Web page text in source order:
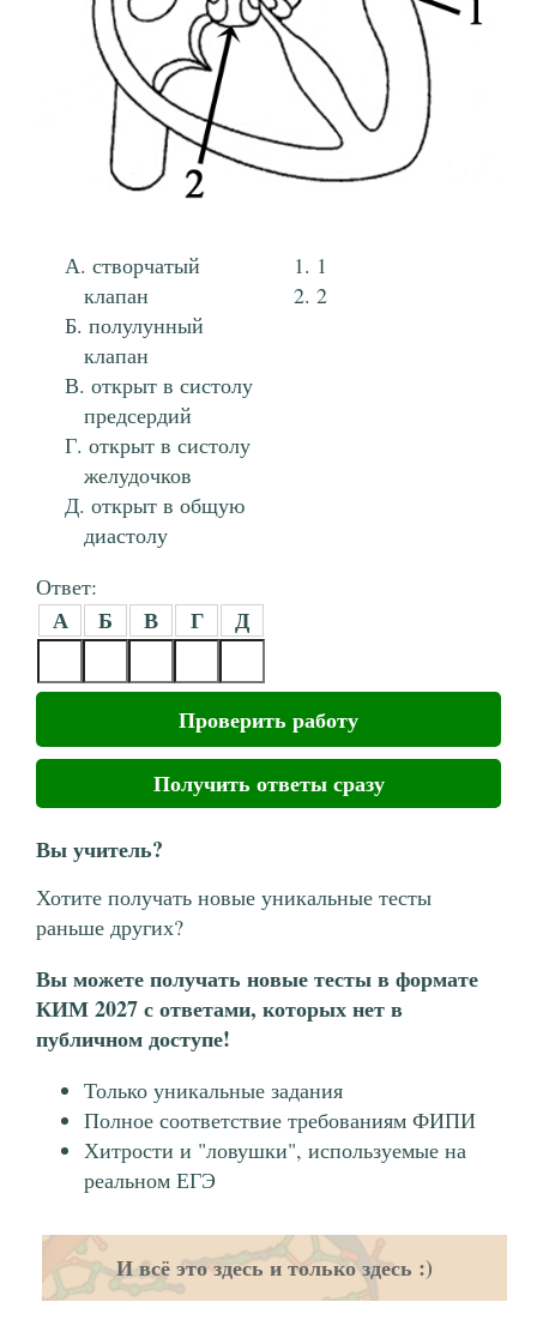
створчатый
клапан
полулунный
клапан
открыт в систолу
предсердий
открыт в систолу
желудочков
открыт в общую
диастолу
1
2
Ответ:
А Б В Г Д
Проверить работу
Получить ответы сразу
Вы учитель?
Хотите получать новые уникальные тесты
раньше других?
Вы можете получать новые тесты в формате
КИМ 2027 с ответами, которых нет в
публичном доступе!
Только уникальные задания
Полное соответствие требованиям ФИПИ
Хитрости и "ловушки", используемые на
реальном ЕГЭ
И всё это здесь и только здесь :)